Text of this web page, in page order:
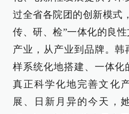
过全省各院团的创新模式
传、研、检”一体化的良
产业，从产业到品牌。
样系统化地搭建、一体化
真正科学化地完善文化
展、日新月异的今天，